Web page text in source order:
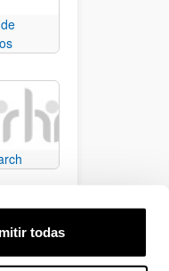
todas